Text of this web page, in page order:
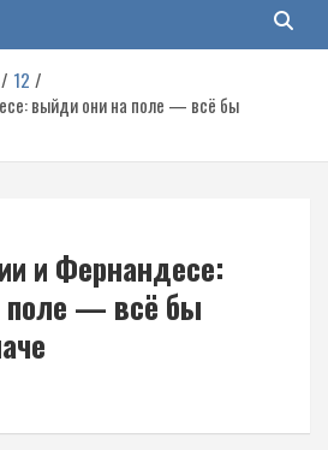
12
выйди они на поле — всё бы
и Фернандесе:
поле — всё бы